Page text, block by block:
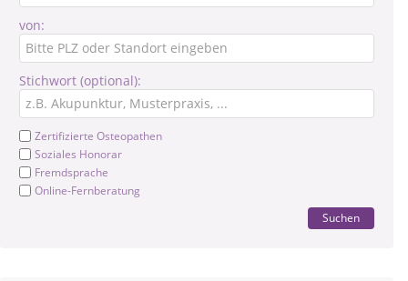
von:
Stichwort (optional):
Zertifizierte Osteopathen
Soziales Honorar
Fremdsprache
Online-Fernberatung
Suchen